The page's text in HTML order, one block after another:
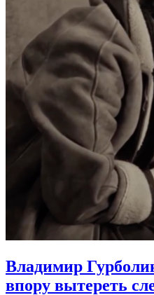
Владимир
впору вытереть